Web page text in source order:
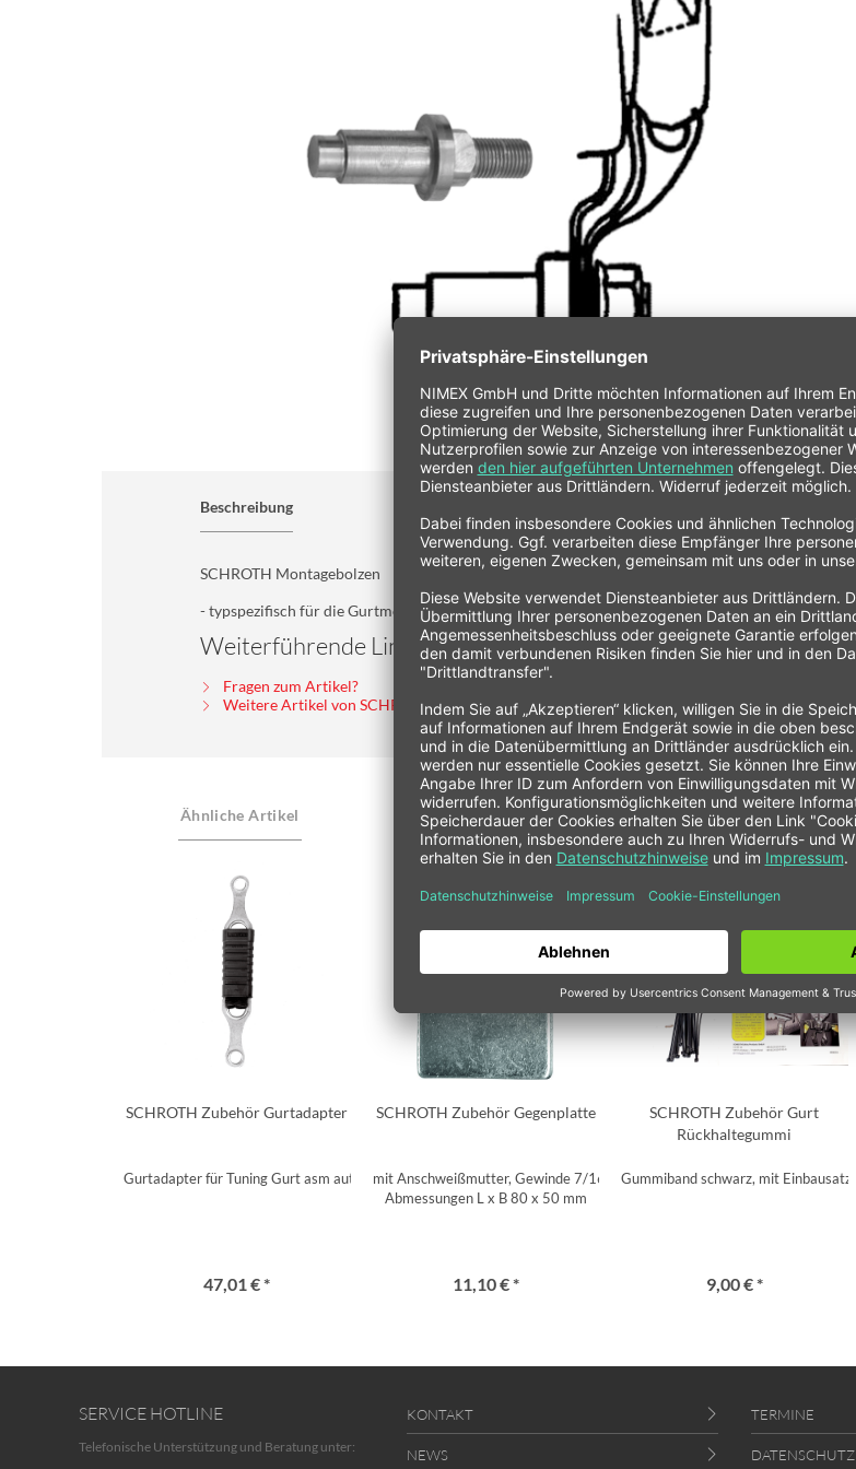
Beschreibung
SCHROTH Montagebolzen
- typspezifisch für die Gurtmontage am BMW E 36, ab Bj. 08/90
Weiterführende Links zu "SCHROTH Zubehör Montagebolzen"
Fragen zum Artikel?
Weitere Artikel von SCHROTH Safety Products GmbH
Ähnliche Artikel
SCHROTH Zubehör Gurtadapter
Gurtadapter für Tuning Gurt asm autocontrol
47,01 € *
SCHROTH Zubehör Gegenplatte
mit Anschweißmutter, Gewinde 7/16"
Abmessungen L x B 80 x 50 mm
11,10 € *
SCHROTH Zubehör Gurt
Rückhaltegummi
Gummiband schwarz, mit Einbausatz
9,00 € *
SERVICE HOTLINE
Telefonische Unterstützung und Beratung unter:
KONTAKT
NEWS
TERMINE
DATENSCHUTZ